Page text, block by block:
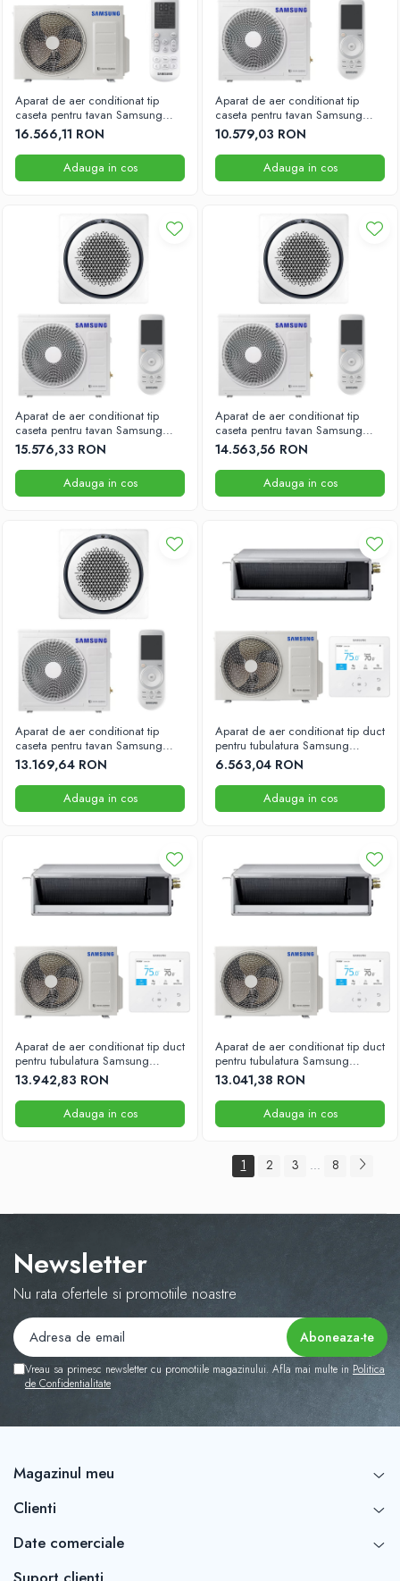
Aparat de aer conditionat tip
caseta pentru tavan Samsung
48000 BTU 840mm x 840mm
16.566,11 RON
Adauga in cos
Aparat de aer conditionat tip
caseta pentru tavan Samsung
9000BTU 840x840
10.579,03 RON
Adauga in cos
Aparat de aer conditionat tip
caseta pentru tavan Samsung
24000BTU 840x840
15.576,33 RON
Adauga in cos
Aparat de aer conditionat tip
caseta pentru tavan Samsung
18000BTU 840x840
14.563,56 RON
Adauga in cos
Aparat de aer conditionat tip
caseta pentru tavan Samsung
12000BTU 840x840
13.169,64 RON
Adauga in cos
Aparat de aer conditionat tip duct
pentru tubulatura Samsung
12000BTU
6.563,04 RON
Adauga in cos
Aparat de aer conditionat tip duct
pentru tubulatura Samsung
48000BTU
13.942,83 RON
Adauga in cos
Aparat de aer conditionat tip duct
pentru tubulatura Samsung
41000BTU
13.041,38 RON
Adauga in cos
1 2 3 ... 8
Newsletter
Nu rata ofertele si promotiile noastre
Vreau sa primesc newsletter cu promotiile magazinului. Afla mai multe in Politica
de Confidentialitate
Magazinul meu
Clienti
Date comerciale